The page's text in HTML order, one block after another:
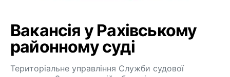
Вакансія у Рахівському
районному суді
Територіальне управління Служби судової